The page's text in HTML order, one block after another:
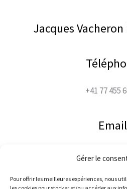
Gérer le
Pour offrir les meilleures expériences, nous
Jacques
+41 77 455
Email